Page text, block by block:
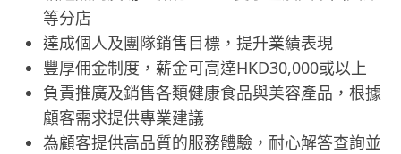
等分店
達成個人及團隊銷售目標，提升業績表現
豐厚佣金制度，薪金可高達HKD30,000或以上
負責推廣及銷售各類健康食品與美容產品，根據
顧客需求提供專業建議
為顧客提供高品質的服務體驗，耐心解答查詢並